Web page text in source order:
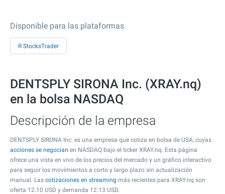
Disponible para las plataformas
R StocksTrader
DENTSPLY SIRONA Inc. (XRAY.nq)
en la bolsa NASDAQ
Descripción de la empresa
DENTSPLY SIRONA Inc. es una empresa que cotiza en bolsa de USA, cuyas
acciones se negocian en NASDAQ bajo el ticker XRAY.nq. Esta página
ofrece una vista en vivo de los precios del mercado y un gráfico interactivo
para seguir los movimientos a corto y largo plazo sin actualización
manual. Las cotizaciones en streaming más recientes para XRAY.nq son
oferta 12.10 USD y demanda 12.13 USD.